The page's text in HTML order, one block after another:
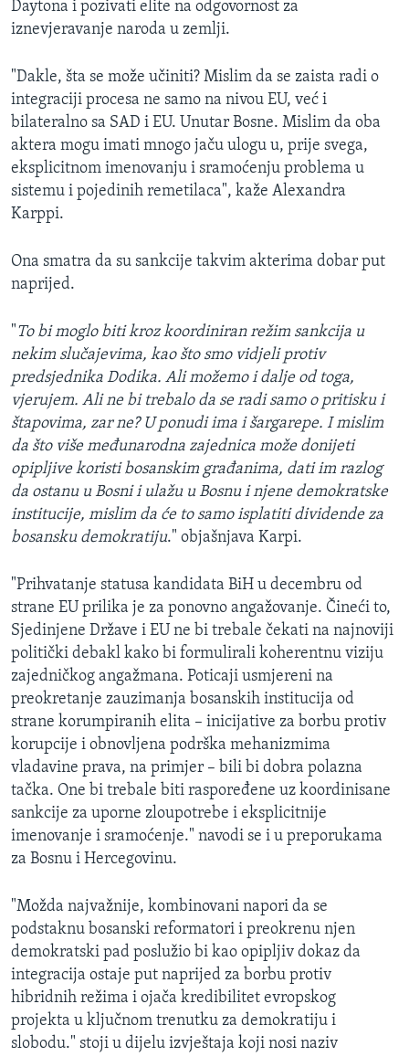
Daytona i pozivati elite na odgovornost za
iznevjeravanje naroda u zemlji.
"Dakle, šta se može učiniti? Mislim da se zaista radi o
integraciji procesa ne samo na nivou EU, već i
bilateralno sa SAD i EU. Unutar Bosne. Mislim da oba
aktera mogu imati mnogo jaču ulogu u, prije svega,
eksplicitnom imenovanju i sramoćenju problema u
sistemu i pojedinih remetilaca", kaže Alexandra
Karppi.
Ona smatra da su sankcije takvim akterima dobar put
naprijed.
"To bi moglo biti kroz koordiniran režim sankcija u
nekim slučajevima, kao što smo vidjeli protiv
predsjednika Dodika. Ali možemo i dalje od toga,
vjerujem. Ali ne bi trebalo da se radi samo o pritisku i
štapovima, zar ne? U ponudi ima i šargarepe. I mislim
da što više međunarodna zajednica može donijeti
opipljive koristi bosanskim građanima, dati im razlog
da ostanu u Bosni i ulažu u Bosnu i njene demokratske
institucije, mislim da će to samo isplatiti dividende za
bosansku demokratiju." objašnjava Karpi.
"Prihvatanje statusa kandidata BiH u decembru od
strane EU prilika je za ponovno angažovanje. Čineći to,
Sjedinjene Države i EU ne bi trebale čekati na najnoviji
politički debakl kako bi formulirali koherentnu viziju
zajedničkog angažmana. Poticaji usmjereni na
preokretanje zauzimanja bosanskih institucija od
strane korumpiranih elita – inicijative za borbu protiv
korupcije i obnovljena podrška mehanizmima
vladavine prava, na primjer – bili bi dobra polazna
tačka. One bi trebale biti raspoređene uz koordinisane
sankcije za uporne zloupotrebe i eksplicitnije
imenovanje i sramoćenje." navodi se i u preporukama
za Bosnu i Hercegovinu.
"Možda najvažnije, kombinovani napori da se
podstaknu bosanski reformatori i preokrenu njen
demokratski pad poslužio bi kao opipljiv dokaz da
integracija ostaje put naprijed za borbu protiv
hibridnih režima i ojača kredibilitet evropskog
projekta u ključnom trenutku za demokratiju i
slobodu." stoji u dijelu izvještaja koji nosi naziv